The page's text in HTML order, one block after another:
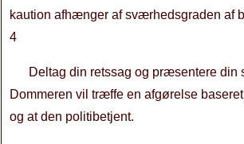
kaution afhænger af sværhedsgraden af
4
Deltag din retssag og præsentere din
Dommeren vil træffe en afgørelse
og at den politibetjent.